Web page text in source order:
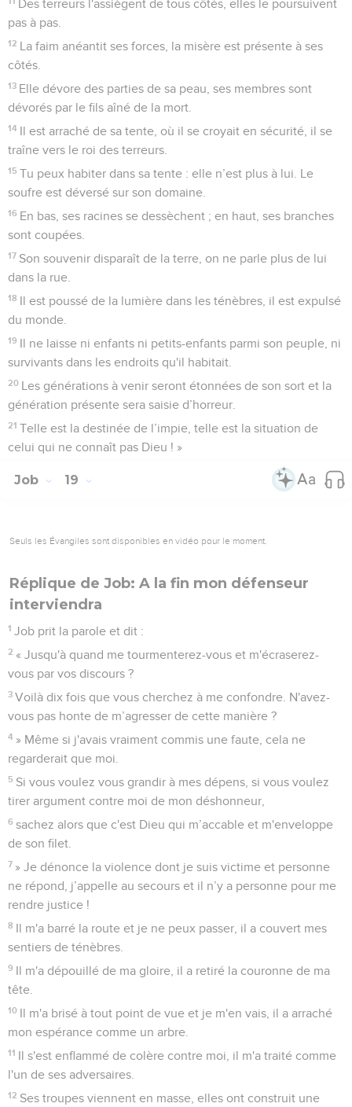
Des terreurs l'assiègent de tous côtés, elles le poursuivent
pas à pas.
12 La faim anéantit ses forces, la misère est présente à ses
côtés.
13 Elle dévore des parties de sa peau, ses membres sont
dévorés par le fils aîné de la mort.
14 Il est arraché de sa tente, où il se croyait en sécurité, il se
traîne vers le roi des terreurs.
15 Tu peux habiter dans sa tente : elle n’est plus à lui. Le
soufre est déversé sur son domaine.
16 En bas, ses racines se dessèchent ; en haut, ses branches
sont coupées.
17 Son souvenir disparaît de la terre, on ne parle plus de lui
dans la rue.
18 Il est poussé de la lumière dans les ténèbres, il est expulsé
du monde.
19 Il ne laisse ni enfants ni petits-enfants parmi son peuple, ni
survivants dans les endroits qu'il habitait.
20 Les générations à venir seront étonnées de son sort et la
génération présente sera saisie d’horreur.
21 Telle est la destinée de l’impie, telle est la situation de
celui qui ne connaît pas Dieu ! »
Job 19
Seuls les Évangiles sont disponibles en vidéo pour le moment.
Réplique de Job: A la fin mon défenseur
interviendra
1 Job prit la parole et dit :
2 « Jusqu'à quand me tourmenterez-vous et m'écraserez-
vous par vos discours ?
3 Voilà dix fois que vous cherchez à me confondre. N'avez-
vous pas honte de m’agresser de cette manière ?
4 » Même si j'avais vraiment commis une faute, cela ne
regarderait que moi.
5 Si vous voulez vous grandir à mes dépens, si vous voulez
tirer argument contre moi de mon déshonneur,
6 sachez alors que c'est Dieu qui m’accable et m'enveloppe
de son filet.
7 » Je dénonce la violence dont je suis victime et personne
ne répond, j’appelle au secours et il n’y a personne pour me
rendre justice !
8 Il m'a barré la route et je ne peux passer, il a couvert mes
sentiers de ténèbres.
9 Il m'a dépouillé de ma gloire, il a retiré la couronne de ma
tête.
10 Il m'a brisé à tout point de vue et je m'en vais, il a arraché
mon espérance comme un arbre.
11 Il s'est enflammé de colère contre moi, il m'a traité comme
l'un de ses adversaires.
12 Ses troupes viennent en masse, elles ont construit une